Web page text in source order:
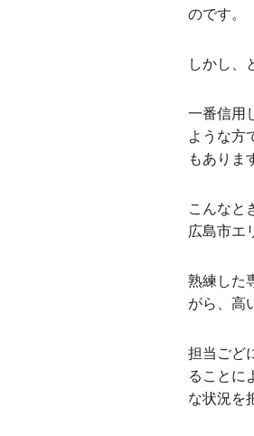
のです。
しかし、
一番信用
ような方
もありま
こんなと
広島市エ
熟練した
がら、高
担当ごど
ることに
な状況を